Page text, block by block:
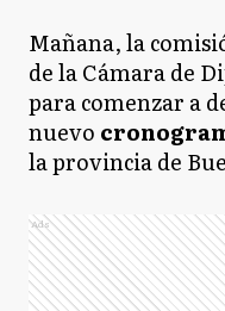
Mañana, la
de la Cámara de
para comenzar a
nuevo
la provincia de
Ads